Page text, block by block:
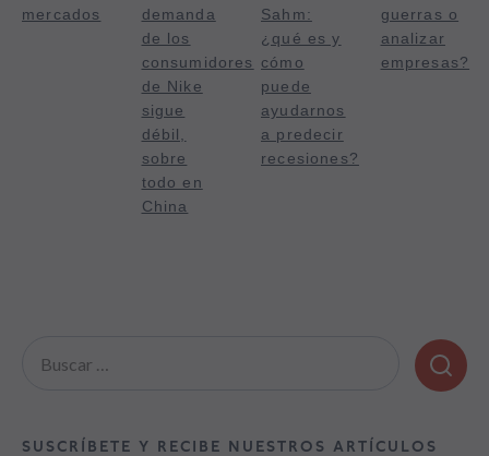
mercados
demanda
de los
consumidores
de Nike
sigue
débil,
sobre
todo en
China
Sahm:
¿qué es y
cómo
puede
ayudarnos
a predecir
recesiones?
guerras o
analizar
empresas?
SUSCRÍBETE Y RECIBE NUESTROS ARTÍCULOS